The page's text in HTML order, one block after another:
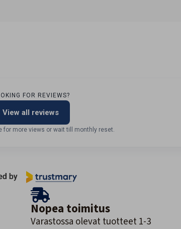
FOR REVIEWS?
View all reviews
for more views or wait till monthly reset.
Nopea toimitus
Varastossa olevat tuotteet 1-3